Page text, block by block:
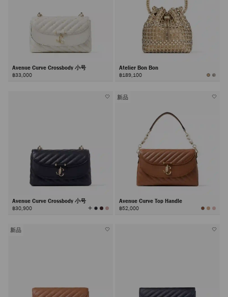
Avenue Curve Crossbody 小号
฿33,000
Atelier Bon Bon
฿189,100
Avenue Curve Crossbody 小号
฿30,900 查
看
新品
Avenue Curve Top Handle
฿52,000
新品